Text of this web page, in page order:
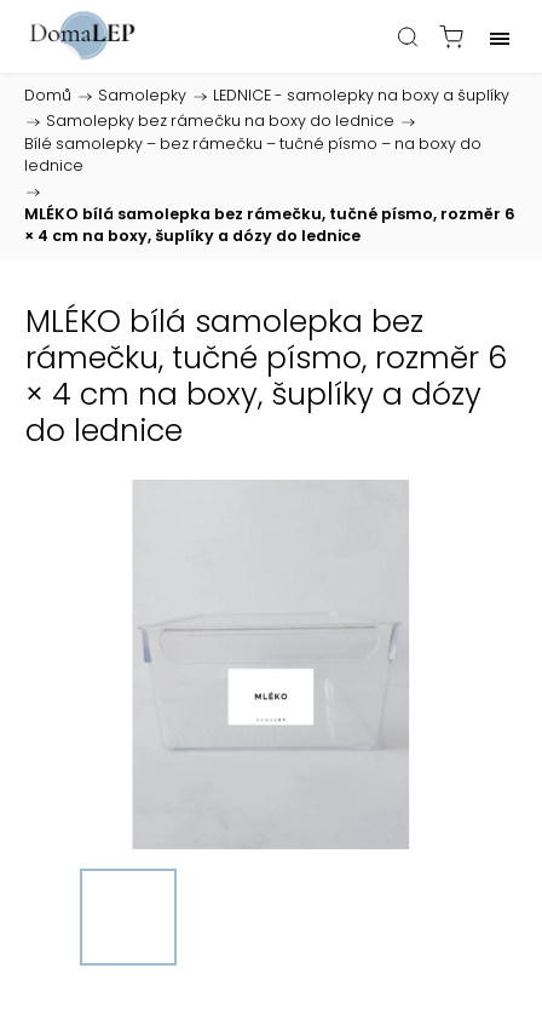
Domů / Samolepky /
LEDNICE - samolepky na boxy a šuplíky
/
Samolepky bez rámečku na boxy do lednice /
Bílé samolepky – bez rámečku – tučné písmo – na boxy do
lednice
/
MLÉKO bílá samolepka bez rámečku, tučné písmo, rozměr 6
× 4 cm na boxy, šuplíky a dózy do lednice
MLÉKO bílá samolepka bez
rámečku, tučné písmo, rozměr 6
× 4 cm na boxy, šuplíky a dózy
do lednice